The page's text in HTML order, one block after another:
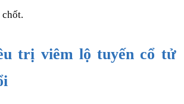
chốt.
trị viêm lộ tuyến cổ tử